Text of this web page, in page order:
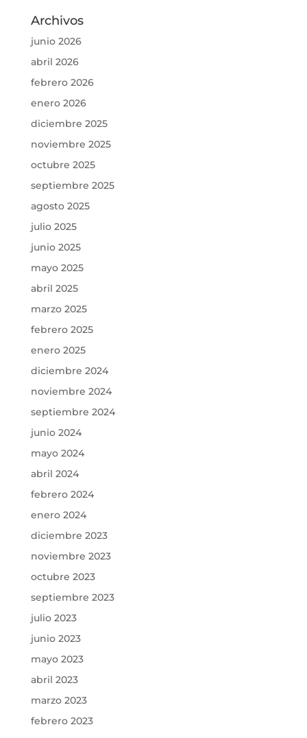
Archivos
junio 2026
abril 2026
febrero 2026
enero 2026
diciembre 2025
noviembre 2025
octubre 2025
septiembre 2025
agosto 2025
julio 2025
junio 2025
mayo 2025
abril 2025
marzo 2025
febrero 2025
enero 2025
diciembre 2024
noviembre 2024
septiembre 2024
junio 2024
mayo 2024
abril 2024
febrero 2024
enero 2024
diciembre 2023
noviembre 2023
octubre 2023
septiembre 2023
julio 2023
junio 2023
mayo 2023
abril 2023
marzo 2023
febrero 2023